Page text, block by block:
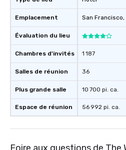
Emplacement
Évaluation du lieu
Chambres d'invités
Salles de réunion
Plus grande salle
Espace de réunion
San Francisco,
1 187
36
10 700 pi. ca.
56 992 pi. ca.